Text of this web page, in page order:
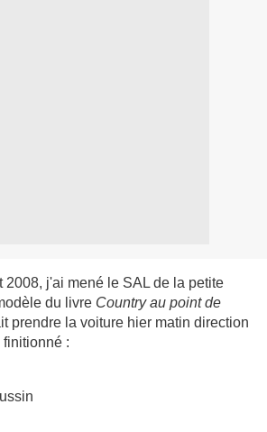
2008, j'ai mené le SAL de la petite
du livre Country au point de
prendre la voiture hier matin direction
: